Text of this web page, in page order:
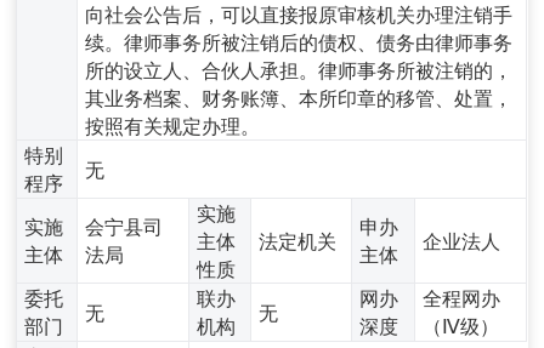
向社会公告后，可以直接报原审核机关办理注销手
续。律师事务所被注销后的债权、债务由律师事务
所的设立人、合伙人承担。律师事务所被注销的，
其业务档案、财务账簿、本所印章的移管、处置，
按照有关规定办理。
特别
程序
无
实施
主体
会宁县司
法局
实施
主体
性质
法定机关
申办
主体
企业法人
委托
部门
无
联办
机构
无
网办
深度
全程网办
（Ⅳ级）